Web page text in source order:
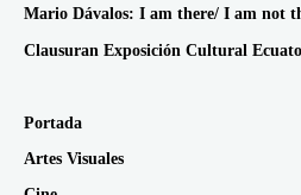
Mario Dávalos: I am there/ I am not
Clausuran Exposición Cultural
Portada
Artes Visuales